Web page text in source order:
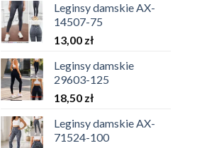
Leginsy damskie AX-
14507-75
13,00 zł
Leginsy damskie
29603-125
18,50 zł
Leginsy damskie AX-
71524-100